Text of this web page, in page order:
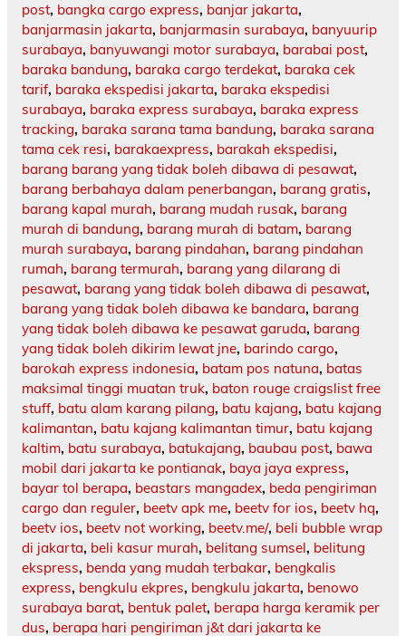
post, bangka cargo express, banjar jakarta,
banjarmasin jakarta, banjarmasin surabaya, banyuurip
surabaya, banyuwangi motor surabaya, barabai post,
baraka bandung, baraka cargo terdekat, baraka cek
tarif, baraka ekspedisi jakarta, baraka ekspedisi
surabaya, baraka express surabaya, baraka express
tracking, baraka sarana tama bandung, baraka sarana
tama cek resi, barakaexpress, barakah ekspedisi,
barang barang yang tidak boleh dibawa di pesawat,
barang berbahaya dalam penerbangan, barang gratis,
barang kapal murah, barang mudah rusak, barang
murah di bandung, barang murah di batam, barang
murah surabaya, barang pindahan, barang pindahan
rumah, barang termurah, barang yang dilarang di
pesawat, barang yang tidak boleh dibawa di pesawat,
barang yang tidak boleh dibawa ke bandara, barang
yang tidak boleh dibawa ke pesawat garuda, barang
yang tidak boleh dikirim lewat jne, barindo cargo,
barokah express indonesia, batam pos natuna, batas
maksimal tinggi muatan truk, baton rouge craigslist free
stuff, batu alam karang pilang, batu kajang, batu kajang
kalimantan, batu kajang kalimantan timur, batu kajang
kaltim, batu surabaya, batukajang, baubau post, bawa
mobil dari jakarta ke pontianak, baya jaya express,
bayar tol berapa, beastars mangadex, beda pengiriman
cargo dan reguler, beetv apk me, beetv for ios, beetv hq,
beetv ios, beetv not working, beetv.me/, beli bubble wrap
di jakarta, beli kasur murah, belitang sumsel, belitung
ekspress, benda yang mudah terbakar, bengkalis
express, bengkulu ekpres, bengkulu jakarta, benowo
surabaya barat, bentuk palet, berapa harga keramik per
dus, berapa hari pengiriman j&t dari jakarta ke